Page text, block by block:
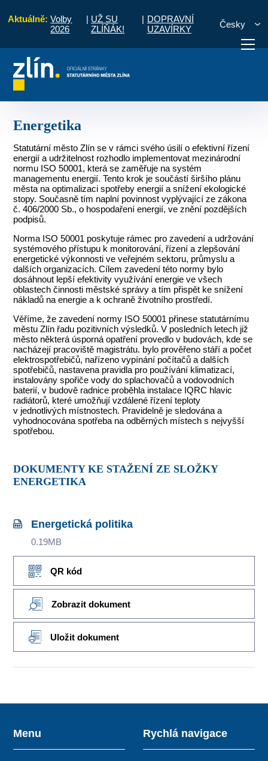
Aktuálně: Volby
2026
| UŽ SU
ZLÍŇÁK!
| DOPRAVNÍ
UZAVÍRKY
Česky
Energetika
Statutární město Zlín se v rámci svého úsilí o efektivní řízení
energií a udržitelnost rozhodlo implementovat mezinárodní
normu ISO 50001, která se zaměřuje na systém
managementu energií. Tento krok je součástí širšího plánu
města na optimalizaci spotřeby energií a snížení ekologické
stopy. Současně tím naplní povinnost vyplývající ze zákona
č. 406/2000 Sb., o hospodaření energií, ve znění pozdějších
podpisů.
Norma ISO 50001 poskytuje rámec pro zavedení a udržování
systémového přístupu k monitorování, řízení a zlepšování
energetické výkonnosti ve veřejném sektoru, průmyslu a
dalších organizacích. Cílem zavedení této normy bylo
dosáhnout lepší efektivity využívání energie ve všech
oblastech činnosti městské správy a tím přispět ke snížení
nákladů na energie a k ochraně životního prostředí.
Věříme, že zavedení normy ISO 50001 přinese statutárnímu
městu Zlín řadu pozitivních výsledků. V posledních letech již
město některá úsporná opatření provedlo v budovách, kde se
nacházejí pracoviště magistrátu. bylo prověřeno stáří a počet
elektrospotřebičů, nařízeno vypínání počítačů a dalších
spotřebičů, nastavena pravidla pro používání klimatizací,
instalovány spořiče vody do splachovačů a vodovodních
baterií, v budově radnice proběhla instalace IQRC hlavic
radiátorů, které umožňují vzdálené řízení teploty
v jednotlivých místnostech. Pravidelně je sledována a
vyhodnocována spotřeba na odběrných místech s nejvyšší
spotřebou.
DOKUMENTY KE STAŽENÍ ZE SLOŽKY
ENERGETIKA
Energetická politika
0.19MB
QR kód
Zobrazit dokument
Uložit dokument
Menu Rychlá navigace